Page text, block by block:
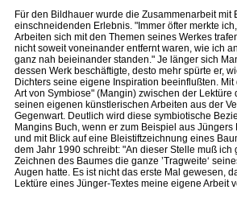
Für den Bildhauer wurde die Zusammenarbeit mit
einschneidenden Erlebnis. "Immer öfter merkte
Arbeiten sich mit den Themen seines Werkes
nicht soweit voneinander entfernt waren, wie ich
ganz nah beieinander standen." Je länger sich
dessen Werk beschäftigte, desto mehr spürte er,
Dichters seine eigene Inspiration beeinflußten. Mit
Art von Symbiose" (Mangin) zwischen der Lektüre
seinen eigenen künstlerischen Arbeiten aus der
Gegenwart. Deutlich wird diese symbiotische
Mangins Buch, wenn er zum Beispiel aus Jüngers
und mit Blick auf eine Bleistiftzeichnung eines
dem Jahr 1990 schreibt: "An dieser Stelle muß ich
Zeichnen des Baumes die ganze ’Tragweite‘
Augen hatte. Es ist nicht das erste Mal gewesen,
Lektüre eines Jünger-Textes meine eigene Arbeit